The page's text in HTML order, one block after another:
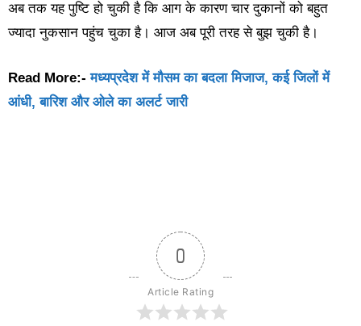
अब तक यह पुष्टि हो चुकी है कि आग के कारण चार दुकानों को बहुत
ज्यादा नुकसान पहुंच चुका है। आज अब पूरी तरह से बुझ चुकी है।
Read More:-मध्यप्रदेश में मौसम का बदला मिजाज, कई जिलों में
आंधी, बारिश और ओले का अलर्ट जारी
0
Article Rating